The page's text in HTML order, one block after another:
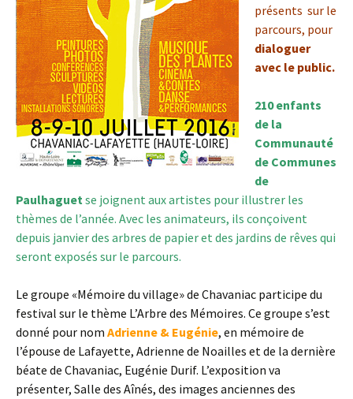
présents sur le
parcours, pour
dialoguer
avec le public.
210 enfants
de la
Communauté
de Communes
de
Paulhaguetse joignent aux artistes pour illustrer les
thèmes de l’année. Avec les animateurs, ils conçoivent
depuis janvier des arbres de papier et des jardins de rêves qui
seront exposés sur le parcours.
Le groupe «Mémoire du village» de Chavaniac participe du
festival sur le thème L’Arbre des Mémoires. Ce groupe s’est
donné pour nom Adrienne & Eugénie, en mémoire de
l’épouse de Lafayette, Adrienne de Noailles et de la dernière
béate de Chavaniac, Eugénie Durif. L’exposition va
présenter, Salle des Aînés, des images anciennes des